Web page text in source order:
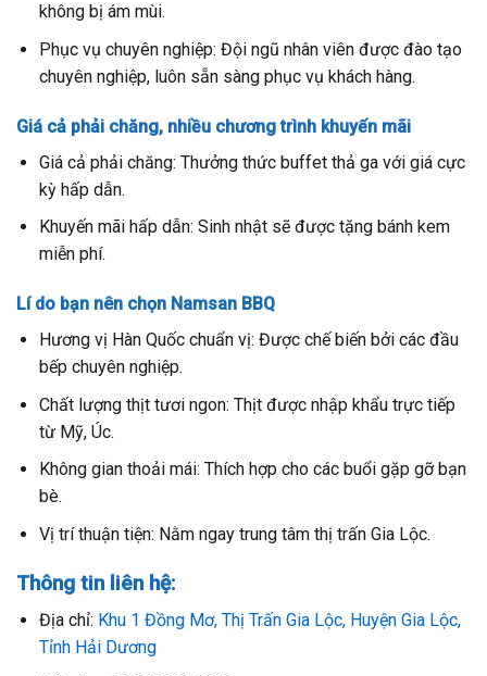
không bị ám mùi.
Phục vụ chuyên nghiệp: Đội ngũ nhân viên được đào tạo
chuyên nghiệp, luôn sẵn sàng phục vụ khách hàng.
Giá cả phải chăng, nhiều chương trình khuyến mãi
Giá cả phải chăng: Thưởng thức buffet thả ga với giá cực
kỳ hấp dẫn.
Khuyến mãi hấp dẫn: Sinh nhật sẽ được tặng bánh kem
miễn phí.
Lí do bạn nên chọn Namsan BBQ
Hương vị Hàn Quốc chuẩn vị: Được chế biến bởi các đầu
bếp chuyên nghiệp.
Chất lượng thịt tươi ngon: Thịt được nhập khẩu trực tiếp
từ Mỹ, Úc.
Không gian thoải mái: Thích hợp cho các buổi gặp gỡ bạn
bè.
Vị trí thuận tiện: Nằm ngay trung tâm thị trấn Gia Lộc.
Thông tin liên hệ:
Địa chỉ: Khu 1 Đồng Mơ, Thị Trấn Gia Lộc, Huyện Gia Lộc,
Tỉnh Hải Dương